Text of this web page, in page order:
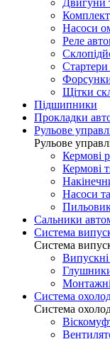
Двигуни
Насоси
Реле
Стартери
Щітки
Підшипники
Прокладки
Рульове
Рульове
Кермові
Кермові
Насоси
Сальники
Система
Система
Система
Система